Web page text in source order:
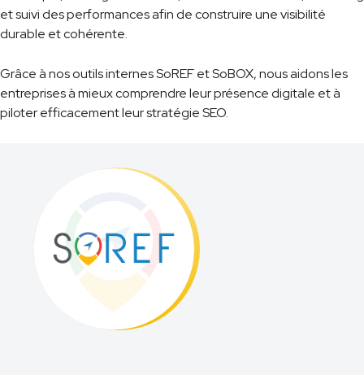
et suivi des performances afin de construire une visibilité
durable et cohérente.
Grâce à nos outils internes SoREF et SoBOX, nous aidons les
entreprises à mieux comprendre leur présence digitale et à
piloter efficacement leur stratégie SEO.